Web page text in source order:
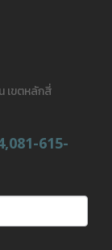
เขตหลักสี่
615-